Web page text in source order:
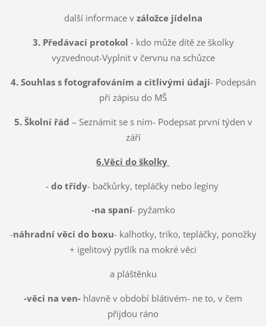
další informace v záložce jídelna
3. Předávací protokol - kdo může dítě ze školky
vyzvednout-Vyplnit v červnu na schůzce
4. Souhlas s fotografováním a citlivými údaji- Podepsán
při zápisu do MŠ
5. Školní řád – Seznámit se s ním- Podepsat první týden v
září
6.Věci do školky
- do třídy- bačkůrky, tepláčky nebo legíny
-na spaní- pyžamko
-náhradní věci do boxu- kalhotky, triko, tepláčky, ponožky
+ igelitový pytlík na mokré věci
a pláštěnku
-věci na ven- hlavně v období blátivém- ne to, v čem
přijdou ráno